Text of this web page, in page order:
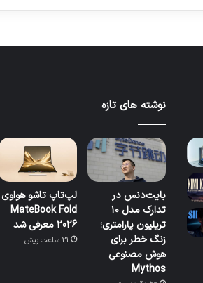
نوشته های تازه
بایت‌دنس در
تدارک مدل ۱۰
تریلیون پارامتری؛
زنگ خطر برای
هوش مصنوعی
Mythos
لپ‌تاپ تاشو هواوی
MateBook Fold
2026 معرفی شد
21 ساعت پیش